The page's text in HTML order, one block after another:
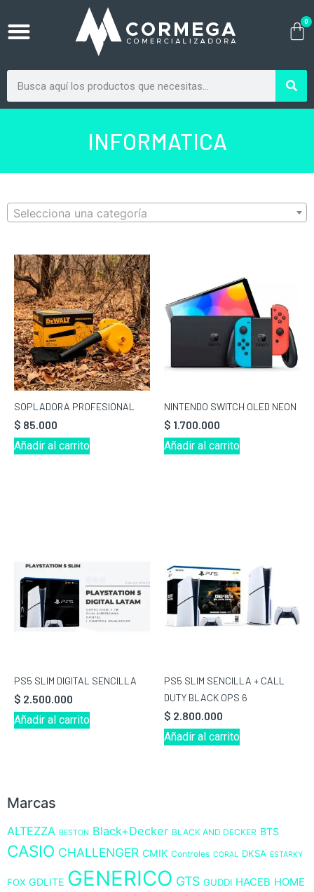
0
INFORMATICA
Selecciona una categoría
SOPLADORA PROFESIONAL
$ 85.000
Añadir al carrito
NINTENDO SWITCH OLED NEON
$ 1.700.000
Añadir al carrito
PS5 SLIM DIGITAL SENCILLA
$ 2.500.000
Añadir al carrito
PS5 SLIM SENCILLA + CALL
DUTY BLACK OPS 6
$ 2.800.000
Añadir al carrito
Marcas
ALTEZZA BESTON Black+Decker BLACK AND DECKER BTS
CASIO CHALLENGER CMIK Controles CORAL DKSA ESTARKY
FOX GDLITE GENERICO GTS GUDDI HACEB HOME